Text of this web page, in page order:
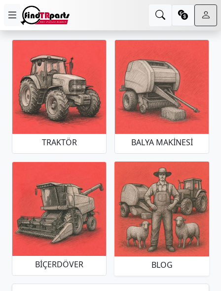
TRAKTÖR BALYA MAKINESI
BIÇERDÖVER BLOG